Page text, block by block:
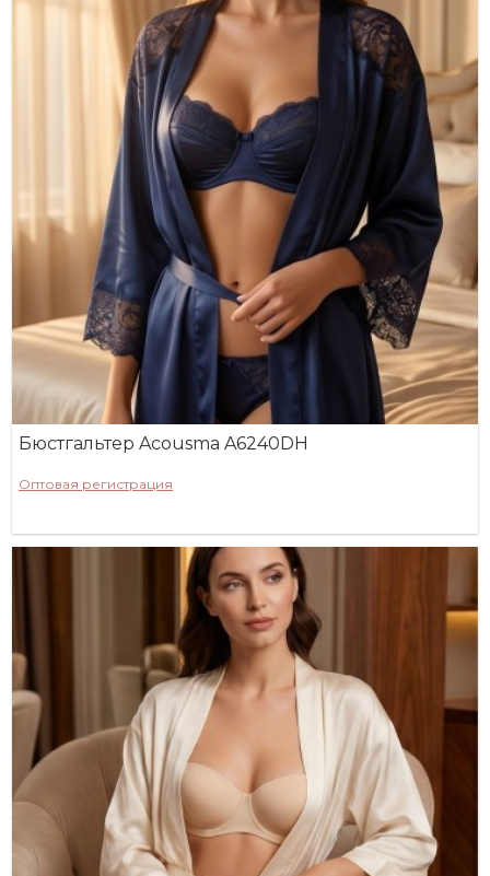
Бюстгальтер Acousma A6240DH
Оптовая регистрация